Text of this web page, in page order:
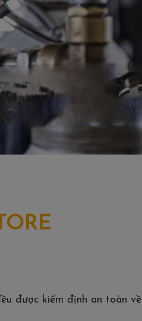
được kiểm định an toàn về